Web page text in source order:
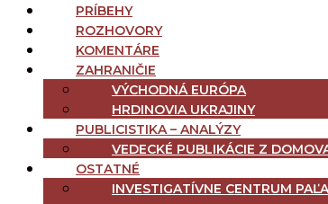
PRÍBEHY
ROZHOVORY
KOMENTÁRE
ZAHRANIČIE
VÝCHODNÁ EURÓPA
HRDINOVIA UKRAJINY
PUBLICISTIKA – ANALÝZY
VEDECKÉ PUBLIKÁCIE Z
OSTATNÉ
INVESTIGATÍVNE CENTRUM